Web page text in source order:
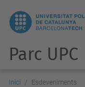
Parc UPC
Inici Esdeveniments